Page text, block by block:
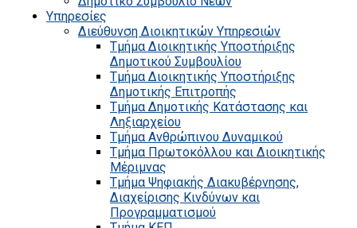
Υπηρεσίες
Διεύθυνση Διοικητικών Υπηρεσιών
Τμήμα Διοικητικής Υποστήριξης
Δημοτικού Συμβουλίου
Τμήμα Διοικητικής Υποστήριξης
Δημοτικής Επιτροπής
Τμήμα Δημοτικής Κατάστασης και
Ληξιαρχείου
Τμήμα Ανθρώπινου Δυναμικού
Τμήμα Πρωτοκόλλου και Διοικητικής
Μέριμνας
Τμήμα Ψηφιακής Διακυβέρνησης,
Διαχείρισης Κινδύνων και
Προγραμματισμού